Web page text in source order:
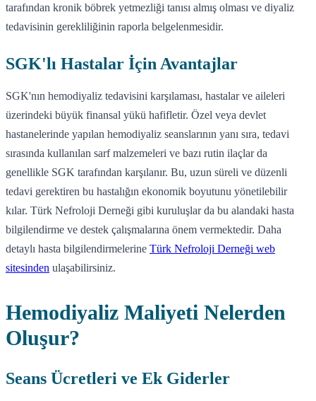
tarafından kronik böbrek yetmezliği tanısı almış olması ve diyaliz
tedavisinin gerekliliğinin raporla belgelenmesidir.
SGK'lı Hastalar İçin Avantajlar
SGK'nın hemodiyaliz tedavisini karşılaması, hastalar ve aileleri
üzerindeki büyük finansal yükü hafifletir. Özel veya devlet
hastanelerinde yapılan hemodiyaliz seanslarının yanı sıra, tedavi
sırasında kullanılan sarf malzemeleri ve bazı rutin ilaçlar da
genellikle SGK tarafından karşılanır. Bu, uzun süreli ve düzenli
tedavi gerektiren bu hastalığın ekonomik boyutunu yönetilebilir
kılar. Türk Nefroloji Derneği gibi kuruluşlar da bu alandaki hasta
bilgilendirme ve destek çalışmalarına önem vermektedir. Daha
detaylı hasta bilgilendirmelerine Türk Nefroloji Derneği web
sitesinden ulaşabilirsiniz.
Hemodiyaliz Maliyeti Nelerden
Oluşur?
Seans Ücretleri ve Ek Giderler